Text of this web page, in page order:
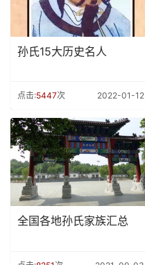
孙氏15大历史名人
点击:5447次 2022-01-12
全国各地孙氏家族汇总